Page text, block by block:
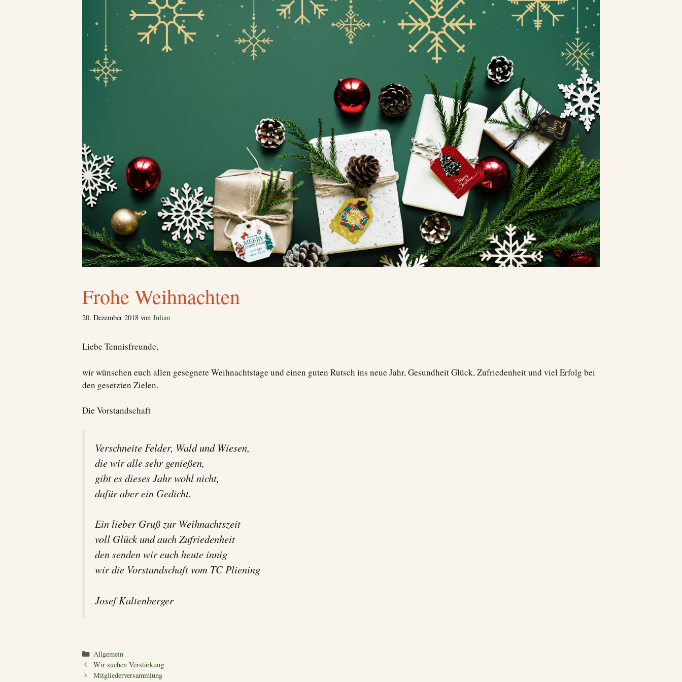
Frohe Weihnachten
20. Dezember 2018 von Julian
Liebe Tennisfreunde,
wir wünschen euch allen gesegnete Weihnachtstage und einen guten Rutsch ins neue Jahr, Gesundheit Glück, Zufriedenheit und viel Erfolg bei
den gesetzten Zielen.
Die Vorstandschaft
Verschneite Felder, Wald und Wiesen,
die wir alle sehr genießen,
gibt es dieses Jahr wohl nicht,
dafür aber ein Gedicht.
Ein lieber Gruß zur Weihnachtszeit
voll Glück und auch Zufriedenheit
den senden wir euch heute innig
wir die Vorstandschaft vom TC Pliening
Josef Kaltenberger
Kategorien
Allgemein
Wir suchen Verstärkung
Mitgliederversammlung